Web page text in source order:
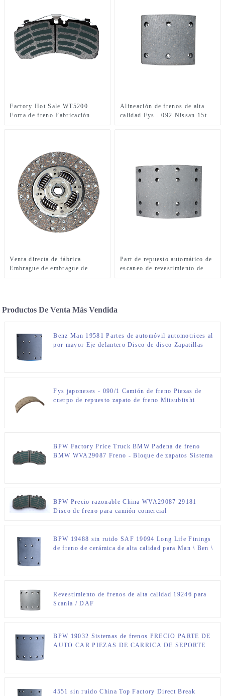
Factory Hot Sale WT5200
Forra de freno Fabricación
Alineación de frenos de alta
calidad Fys - 092 Nissan 15t
Venta directa de fábrica
Embrague de embrague de
Part de repuesto automático de
escaneo de revestimiento de
Productos De Venta Más Vendida
Benz Man 19581 Partes de automóvil automotrices al
por mayor Eje delantero Disco de disco Zapatillas
Fys japoneses - 090/1 Camión de freno Piezas de
cuerpo de repuesto zapato de freno Mitsubitshi
BPW Factory Price Truck BMW Padena de freno
BMW WVA29087 Freno - Bloque de zapatos Sistema
BPW Precio razonable China WVA29087 29181
Disco de freno para camión comercial
BPW 19488 sin ruido SAF 19094 Long Life Finings
de freno de cerámica de alta calidad para Man \ Ben \
Revestimiento de frenos de alta calidad 19246 para
Scania / DAF
BPW 19032 Sistemas de frenos PRECIO PARTE DE
AUTO CAR PIEZAS DE CARRICA DE SEPORTE
4551 sin ruido China Top Factory Direct Break